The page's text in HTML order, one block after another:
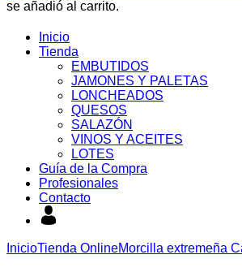
se añadió al carrito.
Inicio
Tienda
EMBUTIDOS
JAMONES Y PALETAS
LONCHEADOS
QUESOS
SALAZÓN
VINOS Y ACEITES
LOTES
Guía de la Compra
Profesionales
Contacto
InicioTienda OnlineMorcilla extremeña